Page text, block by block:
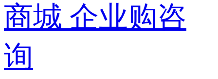
商城 企业购咨
询